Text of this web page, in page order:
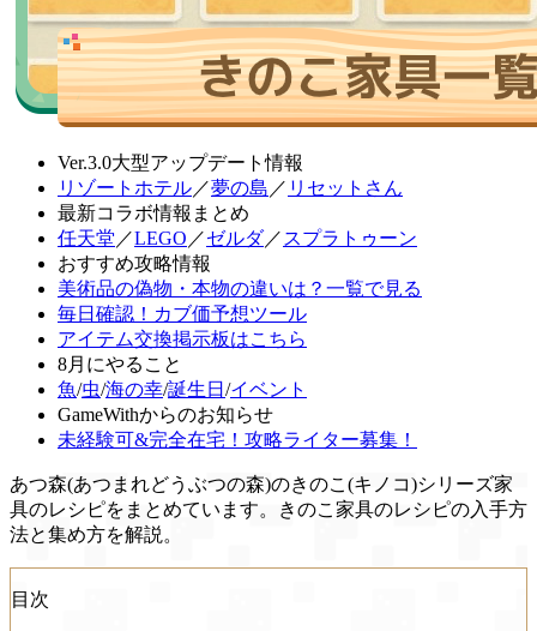
Ver.3.0大型アップデート情報
リゾートホテル／夢の島 ／ リセットさん
最新コラボ情報まとめ
任天堂 ／LEGO ／ゼルダ／ スプラトゥーン
おすすめ攻略情報
美術品の偽物・本物の違いは？一覧で見る
毎日確認！カブ価予想ツール
アイテム交換掲示板はこちら
8月にやること
魚/虫/海の幸/誕生日 /イベント
GameWithからのお知らせ
未経験可&完全在宅！攻略ライター募集！
あつ森(あつまれどうぶつの森)のきのこ(キノコ)シリーズ家
具のレシピをまとめています。きのこ家具のレシピの入手方
法と集め方を解説。
目次